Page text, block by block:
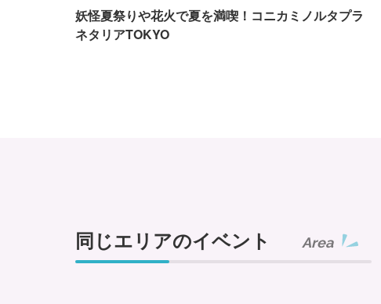
妖怪夏祭りや花火で夏を満喫！コニカミノルタプラ
ネタリアTOKYO
同じエリアのイベント Area